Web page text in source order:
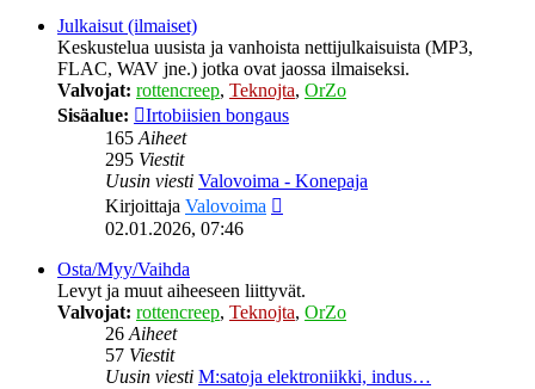
Julkaisut (ilmaiset)
Keskustelua uusista ja vanhoista nettijulkaisuista (MP3,
FLAC, WAV jne.) jotka ovat jaossa ilmaiseksi.
Valvojat: rottencreep, Teknojta, OrZo
Sisäalue:
Irtobiisien bongaus
165Aiheet
295 Viestit
Uusin viesti Valovoima - Konepaja
Kirjoittaja Valovoima
02.01.2026, 07:46
Osta/Myy/Vaihda
Levyt ja muut aiheeseen liittyvät.
Valvojat: rottencreep, Teknojta, OrZo
26Aiheet
57 Viestit
Uusin viesti M:satoja elektroniikki, indus…